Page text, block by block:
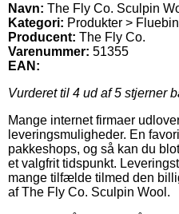
Navn: The Fly Co. Sculpin
Kategori: Produkter >
Producent: The Fly Co.
Varenummer: 51355
EAN:
Vurderet til 4 ud af 5 stjerner
Mange internet firmaer
leveringsmuligheder. En
pakkeshops, og så kan du
et valgfrit tidspunkt.
mange tilfælde tilmed den
af The Fly Co. Sculpin Wool.